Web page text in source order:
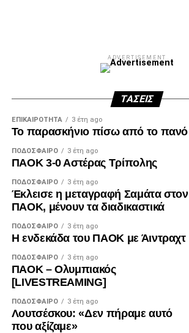
ADVERTISEMENT
ΤΆΣΕΙΣ
ΕΠΙΚΑΙΡΌΤΗΤΑ 3 έτη ago
Το παρασκήνιο πίσω από το πανό
ΠΟΔΌΣΦΑΙΡΟ 3 έτη ago
ΠΑΟΚ 3-0 Αστέρας Τρίπολης
ΠΟΔΌΣΦΑΙΡΟ 3 έτη ago
Έκλεισε η μεταγραφή Σαμάτα στον
ΠΑΟΚ, μένουν τα διαδικαστικά
ΠΟΔΌΣΦΑΙΡΟ 3 έτη ago
Η ενδεκάδα του ΠΑΟΚ με Άιντραχτ
ΠΟΔΌΣΦΑΙΡΟ 3 έτη ago
ΠΑΟΚ – Ολυμπιακός
[LIVESTREAMING]
ΠΟΔΌΣΦΑΙΡΟ 3 έτη ago
Λουτσέσκου: «Δεν πήραμε αυτό
που αξίζαμε»